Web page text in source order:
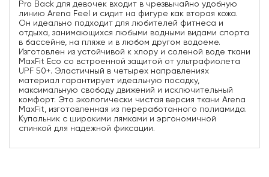
Pro Back для девочек входит в чрезвычайно удобную
линию Arena Feel и сидит на фигуре как вторая кожа.
Он идеально подходит для любителей фитнеса и
отдыха, занимающихся любыми водными видами спорта
в бассейне, на пляже и в любом другом водоеме.
Изготовлен из устойчивой к хлору и соленой воде ткани
MaxFit Eco со встроенной защитой от ультрафиолета
UPF 50+. Эластичный в четырех направлениях
материал гарантирует идеальную посадку,
максимальную свободу движений и исключительный
комфорт. Это экологически чистая версия ткани Arena
MaxFit, изготовленная из переработанного полиамида.
Купальник с широкими лямками и эргономичной
спинкой для надежной фиксации.